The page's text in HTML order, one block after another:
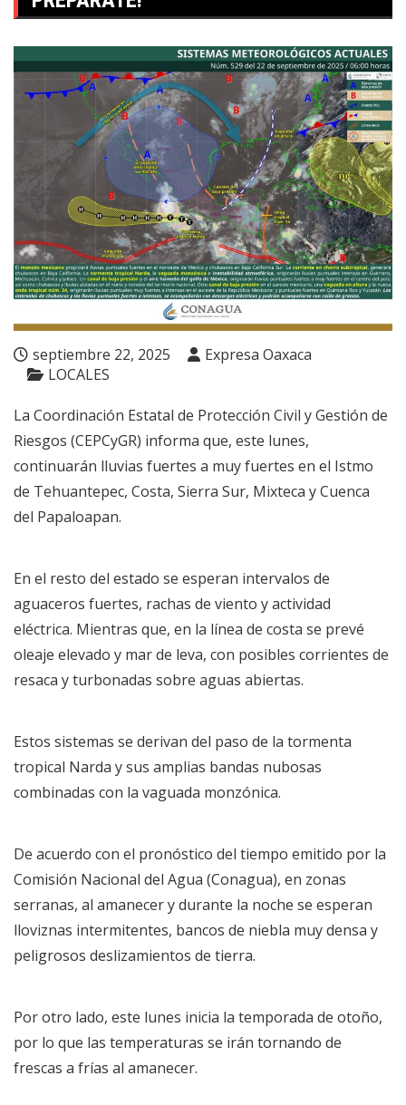
septiembre 22, 2025
Expresa Oaxaca
LOCALES
La Coordinación Estatal de Protección Civil y Gestión de
Riesgos (CEPCyGR) informa que, este lunes,
continuarán lluvias fuertes a muy fuertes en el Istmo
de Tehuantepec, Costa, Sierra Sur, Mixteca y Cuenca
del Papaloapan.
En el resto del estado se esperan intervalos de
aguaceros fuertes, rachas de viento y actividad
eléctrica. Mientras que, en la línea de costa se prevé
oleaje elevado y mar de leva, con posibles corrientes de
resaca y turbonadas sobre aguas abiertas.
Estos sistemas se derivan del paso de la tormenta
tropical Narda y sus amplias bandas nubosas
combinadas con la vaguada monzónica.
De acuerdo con el pronóstico del tiempo emitido por la
Comisión Nacional del Agua (Conagua), en zonas
serranas, al amanecer y durante la noche se esperan
lloviznas intermitentes, bancos de niebla muy densa y
peligrosos deslizamientos de tierra.
Por otro lado, este lunes inicia la temporada de otoño,
por lo que las temperaturas se irán tornando de
frescas a frías al amanecer.